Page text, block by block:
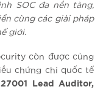
SOC đa nền tảng,
cùng các giải pháp
giới.
còn được củng
chứng chỉ quốc tế
27001 Lead Auditor,